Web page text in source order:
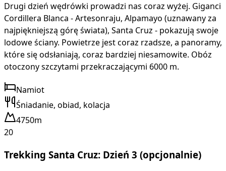
Drugi dzień wędrówki prowadzi nas coraz wyżej. Giganci
Cordillera Blanca - Artesonraju, Alpamayo (uznawany za
najpiękniejszą górę świata), Santa Cruz - pokazują swoje
lodowe ściany. Powietrze jest coraz rzadsze, a panoramy,
które się odsłaniają, coraz bardziej niesamowite. Obóz
otoczony szczytami przekraczającymi 6000 m.
Namiot
Śniadanie, obiad, kolacja
4750m
20
Trekking Santa Cruz: Dzień 3 (opcjonalnie)